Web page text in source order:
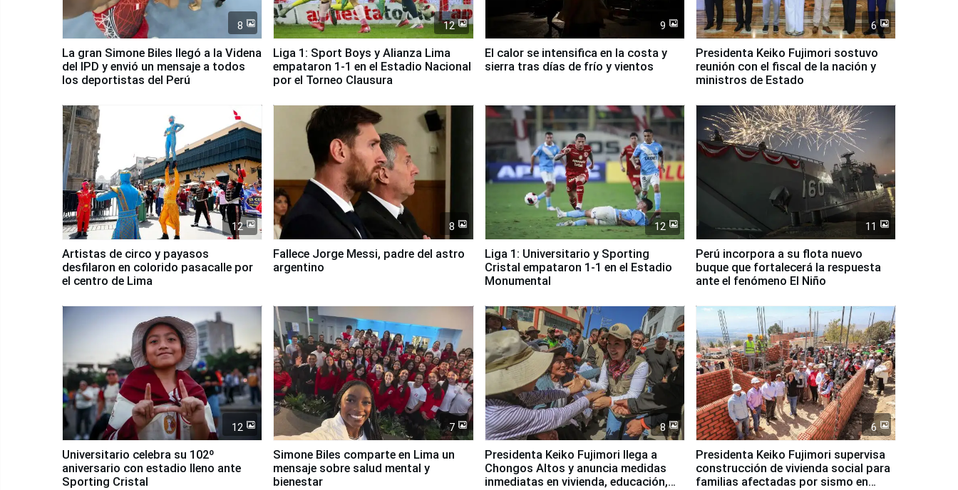
8
La gran Simone Biles llegó a la Videna
del IPD y envió un mensaje a todos
los deportistas del Perú
12
Liga 1: Sport Boys y Alianza Lima
empataron 1-1 en el Estadio Nacional
por el Torneo Clausura
9
El calor se intensifica en la costa y
sierra tras días de frío y vientos
6
Presidenta Keiko Fujimori sostuvo
reunión con el fiscal de la nación y
ministros de Estado
12
Artistas de circo y payasos
desfilaron en colorido pasacalle por
el centro de Lima
8
Fallece Jorge Messi, padre del astro
argentino
12
Liga 1: Universitario y Sporting
Cristal empataron 1-1 en el Estadio
Monumental
11
Perú incorpora a su flota nuevo
buque que fortalecerá la respuesta
ante el fenómeno El Niño
12
Universitario celebra su 102º
aniversario con estadio lleno ante
Sporting Cristal
7
Simone Biles comparte en Lima un
mensaje sobre salud mental y
bienestar
8
Presidenta Keiko Fujimori llega a
Chongos Altos y anuncia medidas
inmediatas en vivienda, educación,
6
Presidenta Keiko Fujimori supervisa
construcción de vivienda social para
familias afectadas por sismo en